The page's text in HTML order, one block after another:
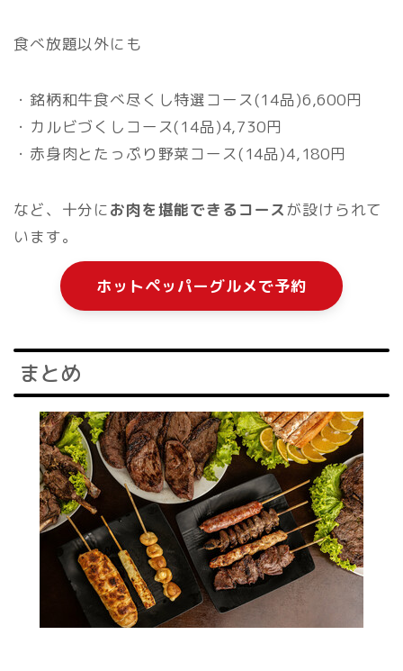
食べ放題以外にも
・銘柄和牛食べ尽くし特選コース(14品)6,600円
・カルビづくしコース(14品)4,730円
・赤身肉とたっぷり野菜コース(14品)4,180円
など、十分にお肉を堪能できるコースが設けられて
います。
ホットペッパーグルメで予約
まとめ